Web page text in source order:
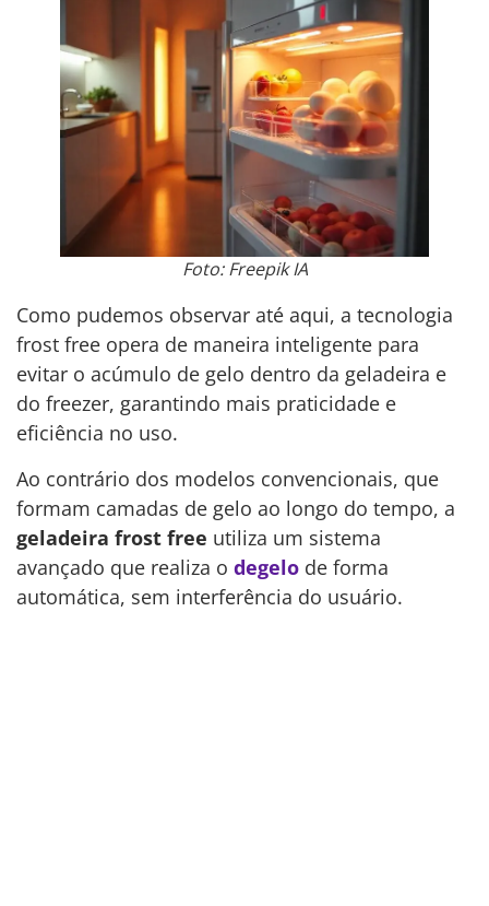
Foto: Freepik IA
Como pudemos observar até aqui, a tecnologia
frost free opera de maneira inteligente para
evitar o acúmulo de gelo dentro da geladeira e
do freezer, garantindo mais praticidade e
eficiência no uso.
Ao contrário dos modelos convencionais, que
formam camadas de gelo ao longo do tempo, a
geladeira frost free utiliza um sistema
avançado que realiza o degelo de forma
automática, sem interferência do usuário.